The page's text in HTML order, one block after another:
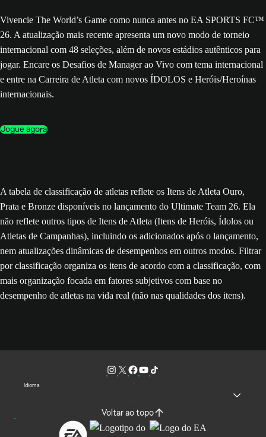
Vivencie The World’s Game como nunca antes no EA SPORTS FC™
26. A atualização mais recente apresenta um novo modo de torneio
internacional com 48 seleções, além de novos estádios autênticos para
jogar. Encare os Desafios de Manager ao Vivo com tema internacional
e entre na Carreira de Atleta com novos ÍDOLOS e Heróis/Heroínas
internacionais.
Jogue agora
A tabela de classificação de atletas reflete os Itens de Atleta Ouro,
Prata e Bronze disponíveis no lançamento do Ultimate Team 26. Ela
não reflete outros tipos de Itens de Atleta (Itens de Heróis, Ídolos ou
Atletas de Campanhas), incluindo os adicionados após o lançamento,
nem atualizações dinâmicas de desempenhos em outros modos. Filtrar
por classificação organiza os itens de acordo com a classificação, com
mais organização focada em fatores subjetivos com base no
desempenho de atletas na vida real (não nas qualidades dos itens).
Idioma
Voltar ao topo